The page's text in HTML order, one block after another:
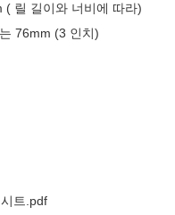
( 릴 길이와 너비에 따라)
76mm (3 인치)
트.pdf